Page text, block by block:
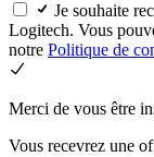
Je souhaite
Logitech. Vous
notre Politique de
Merci de vous être
Vous recevrez une